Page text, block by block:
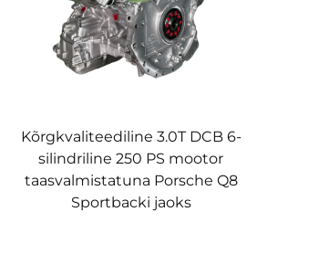
Kõrgkvaliteediline 3.0T DCB 6-
silindriline 250 PS mootor
taasvalmistatuna Porsche Q8
Sportbacki jaoks